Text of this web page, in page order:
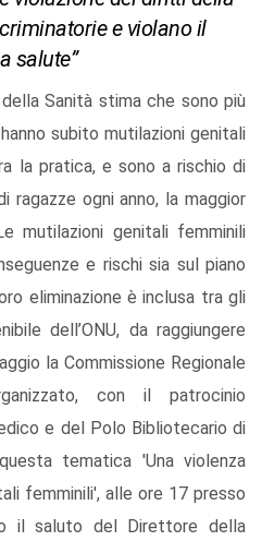
e violano il
salute”
della Sanità stima che sono più
subito mutilazioni genitali
la pratica, e sono a rischio di
ragazze ogni anno, la maggior
mutilazioni genitali femminili
e rischi sia sul piano
eliminazione è inclusa tra gli
dell’ONU, da raggiungere
la Commissione Regionale
con il patrocinio
e del Polo Bibliotecario di
tematica 'Una violenza
femminili', alle ore 17 presso
il saluto del Direttore della